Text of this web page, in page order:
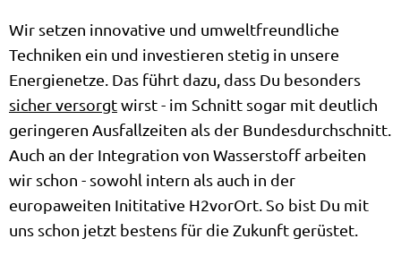
Wir setzen innovative und umweltfreundliche
Techniken ein und investieren stetig in unsere
Energienetze. Das führt dazu, dass Du besonders
sicher versorgtwirst - im Schnitt sogar mit deutlich
geringeren Ausfallzeiten als der Bundesdurchschnitt.
Auch an der Integration von Wasserstoff arbeiten
wir schon - sowohl intern als auch in der
europaweiten Inititative H2vorOrt. So bist Du mit
uns schon jetzt bestens für die Zukunft gerüstet.